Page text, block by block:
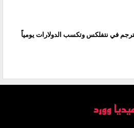
في نتفلكس وتكسب الدولارات يومياً